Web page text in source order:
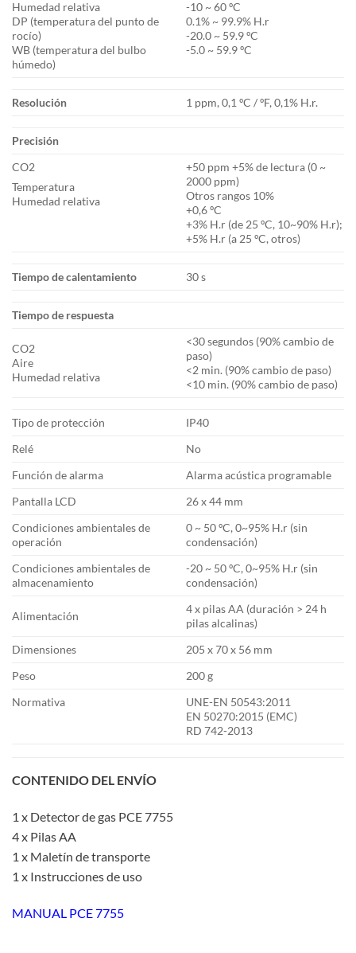
Humedad relativa
DP (temperatura del punto de
rocío)
WB (temperatura del bulbo
húmedo)
-10 ~ 60 ºC
0.1% ~ 99.9% H.r
-20.0 ~ 59.9 ºC
-5.0 ~ 59.9 ºC
Resolución 1 ppm, 0,1 ºC / ºF, 0,1% H.r.
Precisión
CO2
Temperatura
Humedad relativa
+50 ppm +5% de lectura (0 ~
2000 ppm)
Otros rangos 10%
+0,6 ºC
+3% H.r (de 25 ºC, 10~90% H.r);
+5% H.r (a 25 ºC, otros)
Tiempo de calentamiento 30 s
Tiempo de respuesta
CO2
Aire
Humedad relativa
<30 segundos (90% cambio de
paso)
<2 min. (90% cambio de paso)
<10 min. (90% cambio de paso)
Tipo de protección
IP40
Relé
No
Función de alarma
Alarma acústica programable
Pantalla LCD
26 x 44 mm
Condiciones ambientales de
operación
0 ~ 50 ºC, 0~95% H.r (sin
condensación)
Condiciones ambientales de
almacenamiento
-20 ~ 50 ºC, 0~95% H.r (sin
condensación)
Alimentación
4 x pilas AA (duración > 24 h
pilas alcalinas)
Dimensiones
205 x 70 x 56 mm
Peso
200 g
Normativa
UNE-EN 50543:2011
EN 50270:2015 (EMC)
RD 742-2013
CONTENIDO DEL ENVÍO
1 x Detector de gas PCE 7755
4 x Pilas AA
1 x Maletín de transporte
1 x Instrucciones de uso
MANUAL PCE 7755